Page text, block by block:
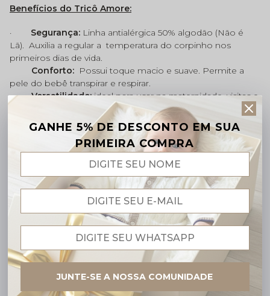
Benefícios do Tricô Amore:
· Segurança: Linha antialérgica 50% algodão (Não é
Lã). Auxilia a regular a temperatura do corpinho nos
primeiros dias de vida.
Conforto: Possui toque macio e suave. Permite a
pele do bebê transpirar e respirar.
Versatilidade:ideal para usar na maternidade, visitas e
Fácil de vestir:fechamento prático e tecido maleável,
que oferece liberdade e aconchego ao bebê.
Alta durabilidade:mantém a cor e o formato
mesmo após várias lavagens
Atenção: O tom das cores dos produtos poderá sofrer
pequenas variações devido monitores e telas de seu
Cuidados com a peça
GANHE 5% DE DESCONTO EM SUA
PRIMEIRA COMPRA
JUNTE-SE A NOSSA COMUNIDADE